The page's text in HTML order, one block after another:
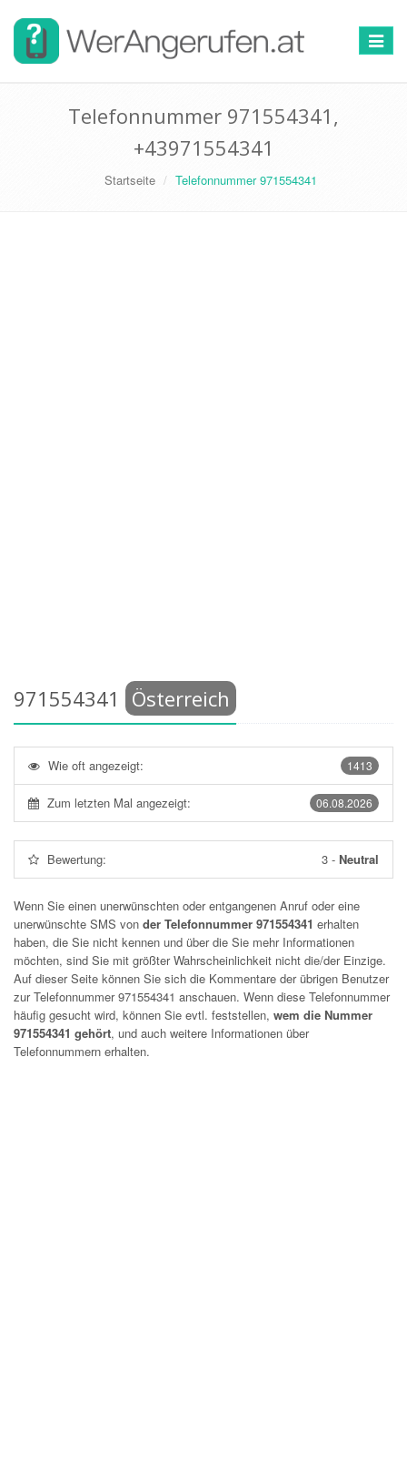
Toggle
Telefonnummer 971554341,
+43971554341
Startseite Telefonnummer 971554341
971554341 Österreich
1413
Wie oft angezeigt:
06.08.2026
Zum letzten Mal angezeigt:
Bewertung: 3 - Neutral
Wenn Sie einen unerwünschten oder entgangenen Anruf oder eine
unerwünschte SMS von der Telefonnummer 971554341 erhalten
haben, die Sie nicht kennen und über die Sie mehr Informationen
möchten, sind Sie mit größter Wahrscheinlichkeit nicht die/der Einzige.
Auf dieser Seite können Sie sich die Kommentare der übrigen Benutzer
zur Telefonnummer971554341 anschauen. Wenn diese Telefonnummer
häufig gesucht wird, können Sie evtl. feststellen, wem die Nummer
971554341 gehört, und auch weitere Informationen über
Telefonnummern erhalten.